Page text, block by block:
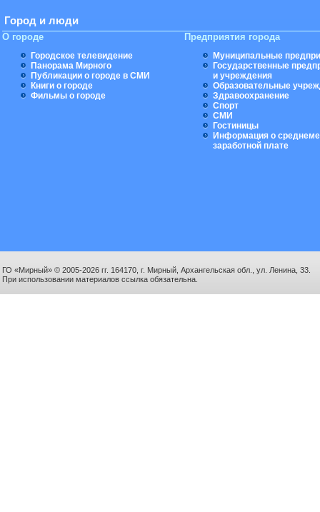
Город и люди
О городе
Городское телевидение
Панорама Мирного
Публикации о городе в СМИ
Книги о городе
Фильмы о городе
Предприятия города
Муниципальные
Государственные
и учреждения
Образовательные
Здравоохранение
Спорт
СМИ
Гостиницы
Информация о
заработной плате
ГО «Мирный» © 2005-2026 гг. 164170, г. Мирный, Архангельская обл., ул. Ленина, 33.
При использовании материалов ссылка обязательна.